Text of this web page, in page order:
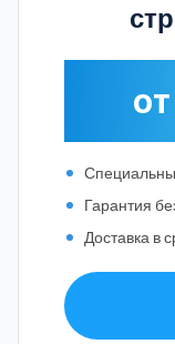
Гарантия
Доставка в